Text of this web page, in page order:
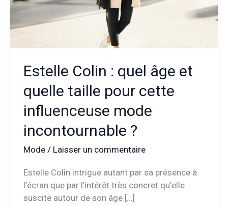
Estelle Colin : quel âge et
quelle taille pour cette
influenceuse mode
incontournable ?
Mode/ Laisser un commentaire
Estelle Colin intrigue autant par sa présence à
l’écran que par l’intérêt très concret qu’elle
suscite autour de son âge […]